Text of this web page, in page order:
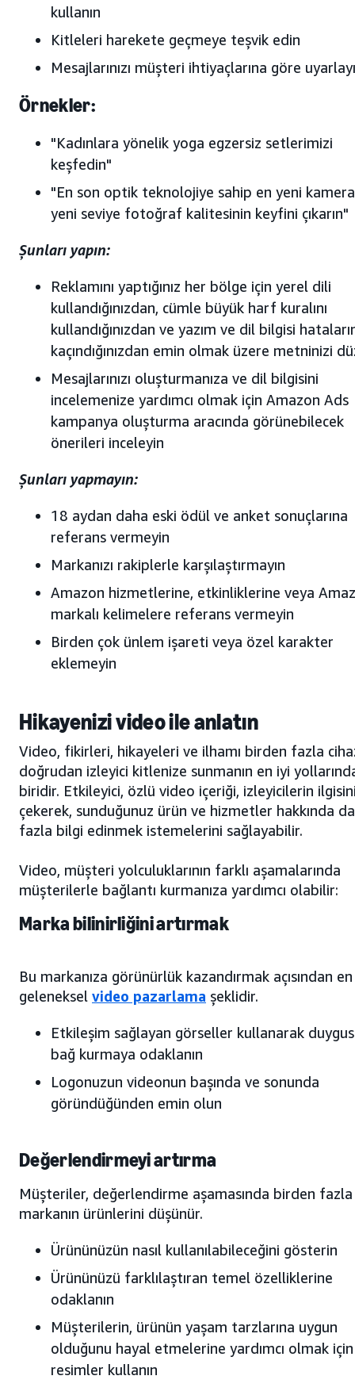
kullanın
Kitleleri harekete geçmeye teşvik edin
Mesajlarınızı müşteri ihtiyaçlarına göre
Örnekler:
"Kadınlara yönelik yoga egzersiz setlerimizi
keşfedin"
"En son optik teknolojiye sahip en yeni
yeni seviye fotoğraf kalitesinin keyfini çıkarın"
Şunları yapın:
Reklamını yaptığınız her bölge için yerel dili
kullandığınızdan, cümle büyük harf kuralını
kullandığınızdan ve yazım ve dil bilgisi
kaçındığınızdan emin olmak üzere metninizi
Mesajlarınızı oluşturmanıza ve dil bilgisini
incelemenize yardımcı olmak için Amazon Ads
kampanya oluşturma aracında görünebilecek
önerileri inceleyin
Şunları yapmayın:
18 aydan daha eski ödül ve anket sonuçlarına
referans vermeyin
Markanızı rakiplerle karşılaştırmayın
Amazon hizmetlerine, etkinliklerine veya
markalı kelimelere referans vermeyin
Birden çok ünlem işareti veya özel karakter
eklemeyin
Hikayenizi video ile anlatın
Video, fikirleri, hikayeleri ve ilhamı birden fazla
doğrudan izleyici kitlenize sunmanın en iyi
biridir. Etkileyici, özlü video içeriği, izleyicilerin
çekerek, sunduğunuz ürün ve hizmetler hakkında
fazla bilgi edinmek istemelerini sağlayabilir.
Video, müşteri yolculuklarının farklı aşamalarında
müşterilerle bağlantı kurmanıza yardımcı olabilir:
Marka bilinirliğini artırmak
Bu markanıza görünürlük kazandırmak açısından en
geleneksel video pazarlama şeklidir.
Etkileşim sağlayan görseller kullanarak
bağ kurmaya odaklanın
Logonuzun videonun başında ve sonunda
göründüğünden emin olun
Değerlendirmeyi artırma
Müşteriler, değerlendirme aşamasında birden fazla
markanın ürünlerini düşünür.
Ürününüzün nasıl kullanılabileceğini gösterin
Ürününüzü farklılaştıran temel özelliklerine
odaklanın
Müşterilerin, ürünün yaşam tarzlarına uygun
olduğunu hayal etmelerine yardımcı olmak
resimler kullanın